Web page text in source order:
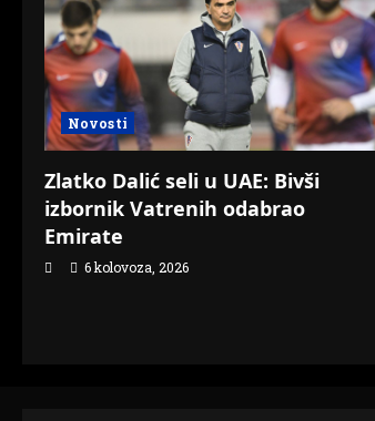
Novosti
Zlatko Dalić seli u UAE: Bivši
izbornik Vatrenih odabrao
Emirate
6 kolovoza, 2026